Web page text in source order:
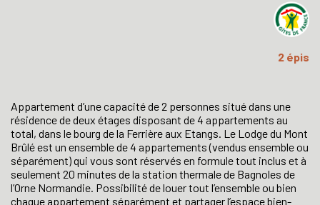
2 épis
Appartement d’une capacité de 2 personnes situé dans une
résidence de deux étages disposant de 4 appartements au
total, dans le bourg de la Ferrière aux Etangs. Le Lodge du Mont
Brûlé est un ensemble de 4 appartements (vendus ensemble ou
séparément) qui vous sont réservés en formule tout inclus et à
seulement 20 minutes de la station thermale de Bagnoles de
l’Orne Normandie. Possibilité de louer tout l’ensemble ou bien
chaque appartement séparément et partager l’espace bien-